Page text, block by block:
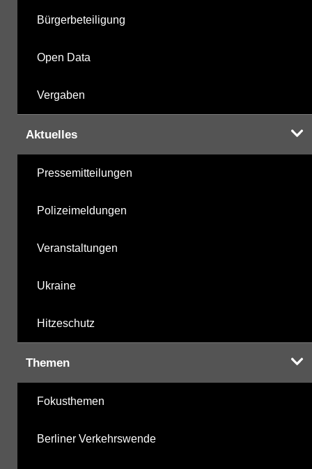
Bürgerbeteiligung
Open Data
Vergaben
Aktuelles
Pressemitteilungen
Polizeimeldungen
Veranstaltungen
Ukraine
Hitzeschutz
Themen
Fokusthemen
Berliner Verkehrswende